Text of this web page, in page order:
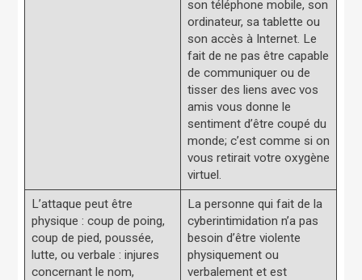
son téléphone mobile, son
ordinateur, sa tablette ou
son accès à Internet. Le
fait de ne pas être capable
de communiquer ou de
tisser des liens avec vos
amis vous donne le
sentiment d’être coupé du
monde; c’est comme si on
vous retirait votre oxygène
virtuel.
L’attaque peut être
physique : coup de poing,
coup de pied, poussée,
lutte, ou verbale : injures
concernant le nom,
La personne qui fait de la
cyberintimidation n’a pas
besoin d’être violente
physiquement ou
verbalement et est